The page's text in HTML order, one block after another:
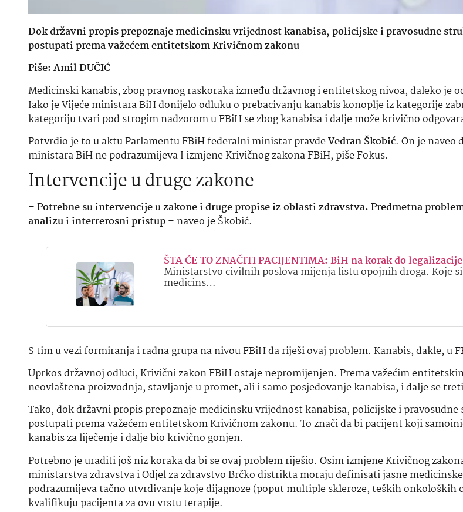
Dok državni propis prepoznaje medicinsku vrijednost kanabisa, policijske i pravosudne
postupati prema važećem entitetskom Krivičnom zakonu
Piše: Amil DUČIĆ
Medicinski kanabis, zbog pravnog raskoraka između državnog i entitetskog nivoa, daleko je
Iako je Vijeće ministara BiH donijelo odluku o prebacivanju kanabis konoplje iz kategorije
kategoriju tvari pod strogim nadzorom u FBiH se zbog kanabisa i dalje može krivično
Potvrdio je to u aktu Parlamentu FBiH federalni ministar pravdeVedran Škobić. On je naveo
ministara BiH ne podrazumijeva I izmjene Krivičnog zakona FBiH, piše Fokus.
Intervencije u druge zakone
–Potrebne su intervencije u zakone i druge propise iz oblasti zdravstva. Predmetna
analizu i interrerosni pristup– naveo je Škobić.
ŠTA ĆE TO ZNAČITI PACIJENTIMA: BiH na korak do
Ministarstvo civilnih poslova mijenja listu opojnih droga. Koje
medicins…
S tim u vezi formiranja i radna grupa na nivou FBiH da riješi ovaj problem. Kanabis, dakle, u
Uprkos državnoj odluci, Krivični zakon FBiH ostaje nepromijenjen. Prema važećim
neovlaštena proizvodnja, stavljanje u promet, ali i samo posjedovanje kanabisa, i dalje se
Tako, dok državni propis prepoznaje medicinsku vrijednost kanabisa, policijske i
postupati prema važećem entitetskom Krivičnom zakonu. To znači da bi pacijent koji
kanabis za liječenje i dalje bio krivično gonjen.
Potrebno je uraditi još niz koraka da bi se ovaj problem riješio. Osim izmjene Krivičnog
ministarstva zdravstva i Odjel za zdravstvo Brčko distrikta moraju definisati jasne
podrazumijeva tačno utvrđivanje koje dijagnoze (poput multiple skleroze, teških onkoloških
kvalifikuju pacijenta za ovu vrstu terapije.